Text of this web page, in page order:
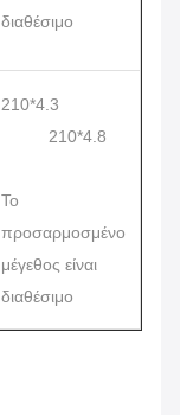
διαθέσιμο
210*4.3
210*4.8
Το
προσαρμοσμένο
μέγεθος είναι
διαθέσιμο